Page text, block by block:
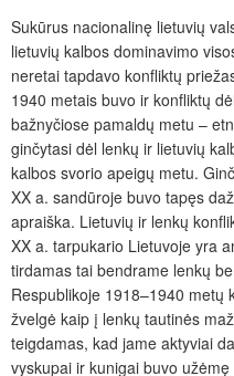
Sukūrus nacionalinę lietuvių
lietuvių kalbos dominavimo
neretai tapdavo konfliktų
1940 metais buvo ir konfliktų
bažnyčiose pamaldų metu –
ginčytasi dėl lenkų ir lietuvių
kalbos svorio apeigų metu.
XX a. sandūroje buvo tapęs
apraiška. Lietuvių ir lenkų
XX a. tarpukario Lietuvoje yra
tirdamas tai bendrame lenkų
Respublikoje 1918–1940 metų
žvelgė kaip į lenkų tautinės
teigdamas, kad jame aktyviai
vyskupai ir kunigai buvo